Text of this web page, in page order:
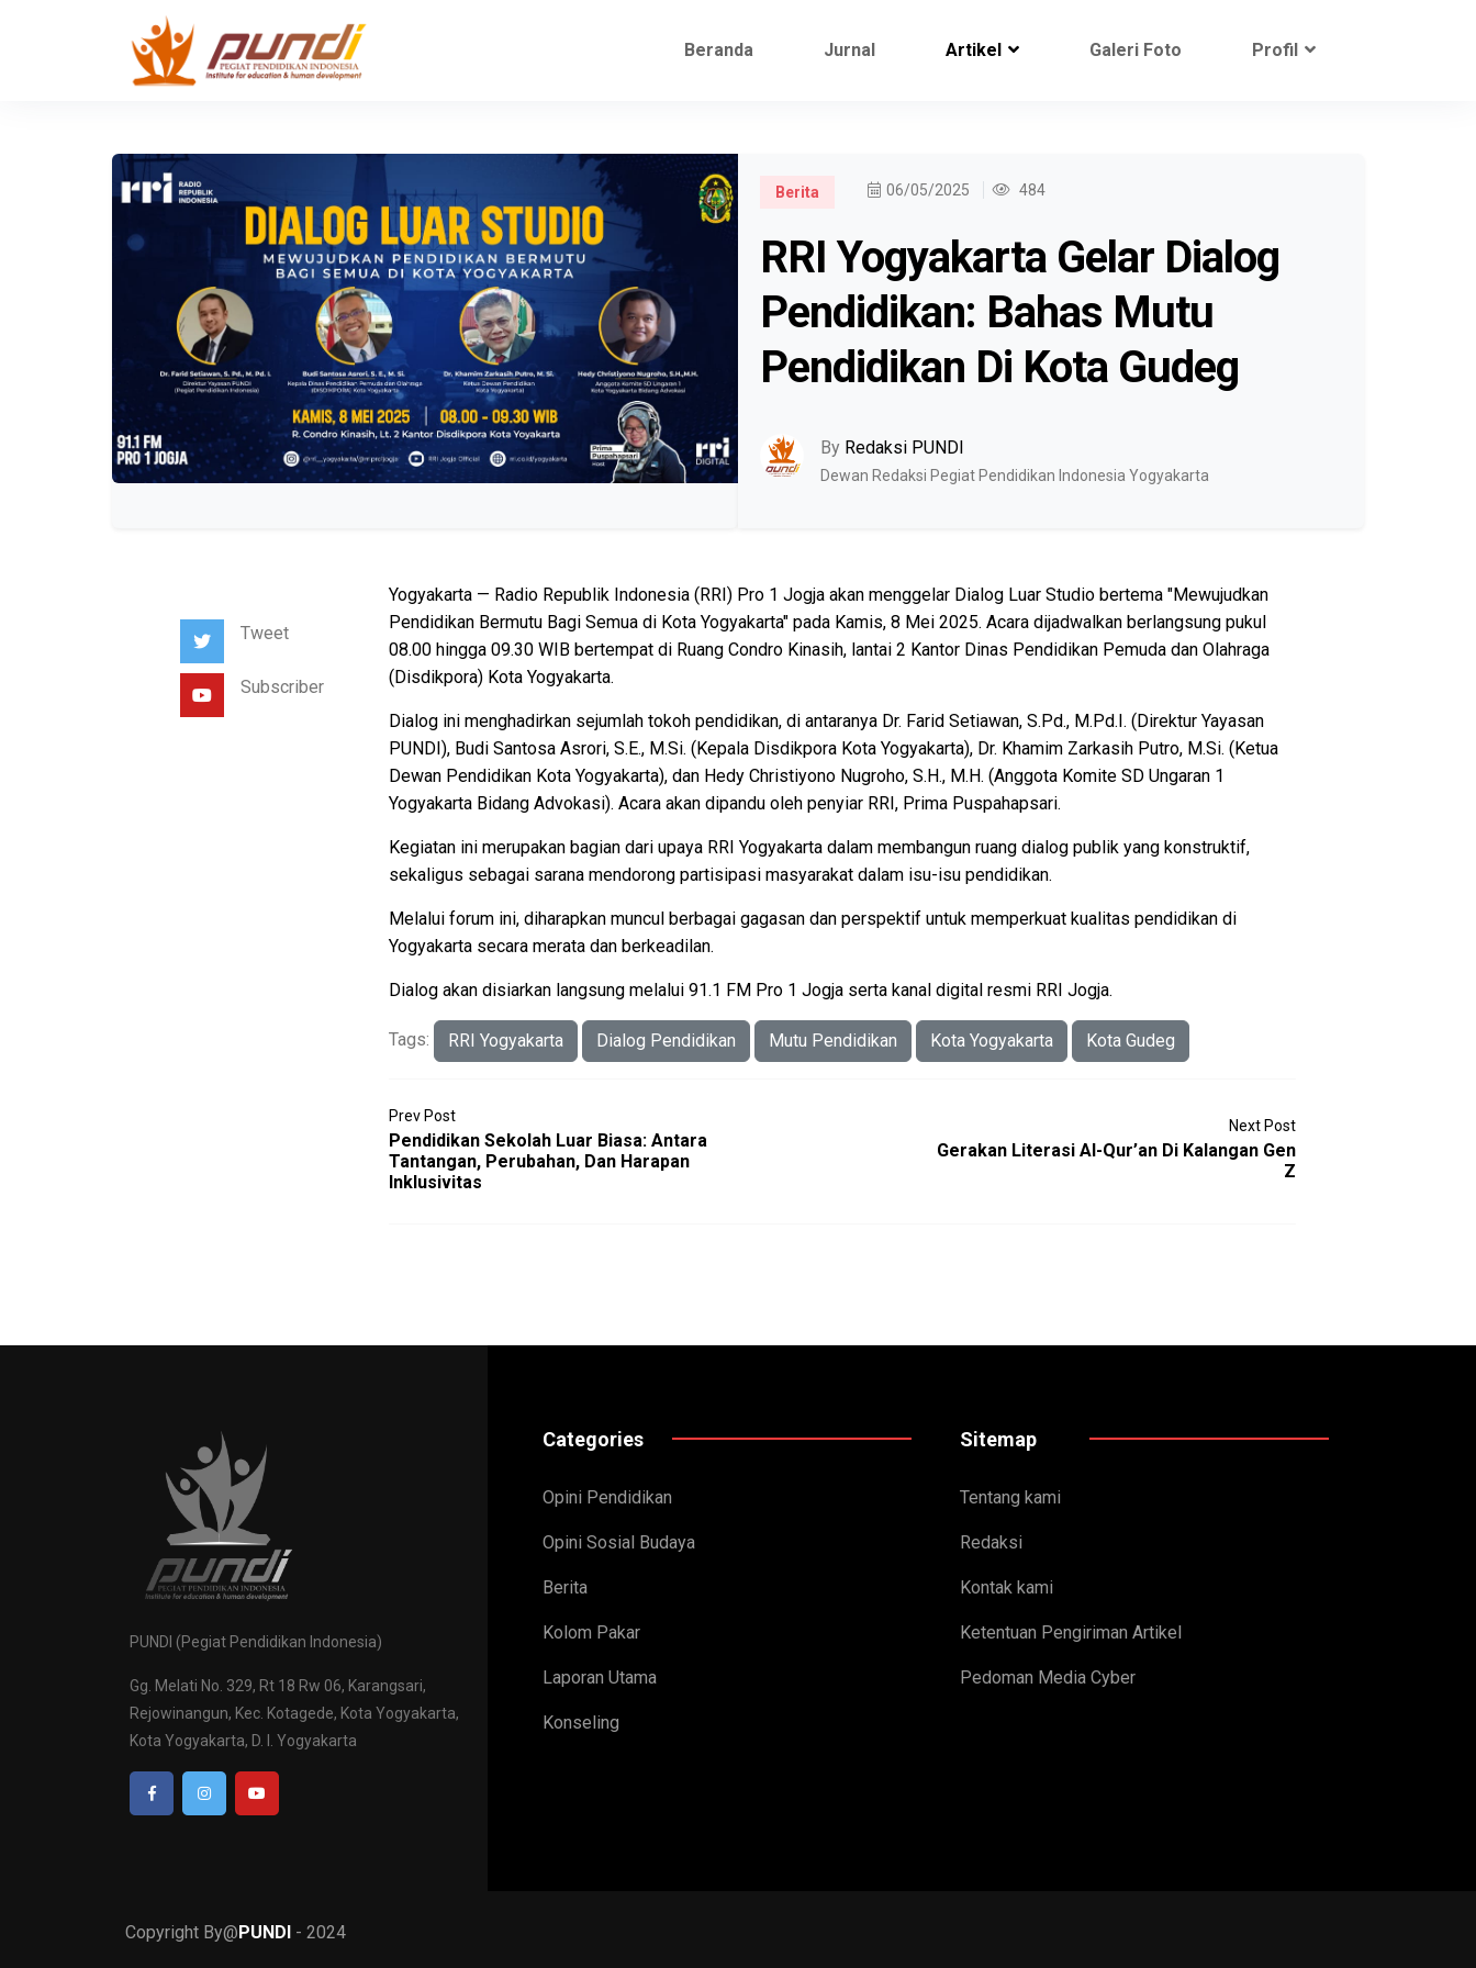
Beranda Jurnal Artikel Galeri Foto Profil
Berita 06/05/2025 484
RRI Yogyakarta Gelar Dialog
Pendidikan: Bahas Mutu
Pendidikan Di Kota Gudeg
By Redaksi PUNDI
Dewan Redaksi Pegiat Pendidikan Indonesia Yogyakarta
Tweet
Subscriber
Yogyakarta — Radio Republik Indonesia (RRI) Pro 1 Jogja akan menggelar Dialog Luar Studio bertema "Mewujudkan
Pendidikan Bermutu Bagi Semua di Kota Yogyakarta" pada Kamis, 8 Mei 2025. Acara dijadwalkan berlangsung pukul
08.00 hingga 09.30 WIB bertempat di Ruang Condro Kinasih, lantai 2 Kantor Dinas Pendidikan Pemuda dan Olahraga
(Disdikpora) Kota Yogyakarta.
Dialog ini menghadirkan sejumlah tokoh pendidikan, di antaranya Dr. Farid Setiawan, S.Pd., M.Pd.I. (Direktur Yayasan
PUNDI), Budi Santosa Asrori, S.E., M.Si. (Kepala Disdikpora Kota Yogyakarta), Dr. Khamim Zarkasih Putro, M.Si. (Ketua
Dewan Pendidikan Kota Yogyakarta), dan Hedy Christiyono Nugroho, S.H., M.H. (Anggota Komite SD Ungaran 1
Yogyakarta Bidang Advokasi). Acara akan dipandu oleh penyiar RRI, Prima Puspahapsari.
Kegiatan ini merupakan bagian dari upaya RRI Yogyakarta dalam membangun ruang dialog publik yang konstruktif,
sekaligus sebagai sarana mendorong partisipasi masyarakat dalam isu-isu pendidikan.
Melalui forum ini, diharapkan muncul berbagai gagasan dan perspektif untuk memperkuat kualitas pendidikan di
Yogyakarta secara merata dan berkeadilan.
Dialog akan disiarkan langsung melalui 91.1 FM Pro 1 Jogja serta kanal digital resmi RRI Jogja.
Tags: RRI Yogyakarta Dialog Pendidikan Mutu Pendidikan Kota Yogyakarta Kota Gudeg
Prev Post
Pendidikan Sekolah Luar Biasa: Antara
Tantangan, Perubahan, Dan Harapan
Inklusivitas
Next Post
Gerakan Literasi Al-Qur’an Di Kalangan Gen
Z
PUNDI (Pegiat Pendidikan Indonesia)
Gg. Melati No. 329, Rt 18 Rw 06, Karangsari,
Rejowinangun, Kec. Kotagede, Kota Yogyakarta,
Kota Yogyakarta, D. I. Yogyakarta
Categories
Opini Pendidikan
Opini Sosial Budaya
Berita
Kolom Pakar
Laporan Utama
Konseling
Sitemap
Tentang kami
Redaksi
Kontak kami
Ketentuan Pengiriman Artikel
Pedoman Media Cyber
Copyright By@PUNDI - 2024